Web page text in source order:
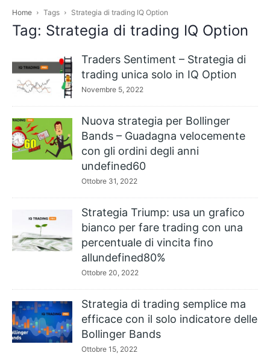
Home Tags Strategia di trading IQ Option
Tag: Strategia di trading IQ Option
Traders Sentiment – Strategia di
trading unica solo in IQ Option
Novembre 5, 2022
Nuova strategia per Bollinger
Bands – Guadagna velocemente
con gli ordini degli anni
undefined60
Ottobre 31, 2022
Strategia Triump: usa un grafico
bianco per fare trading con una
percentuale di vincita fino
allundefined80%
Ottobre 20, 2022
Strategia di trading semplice ma
efficace con il solo indicatore delle
Bollinger Bands
Ottobre 15, 2022